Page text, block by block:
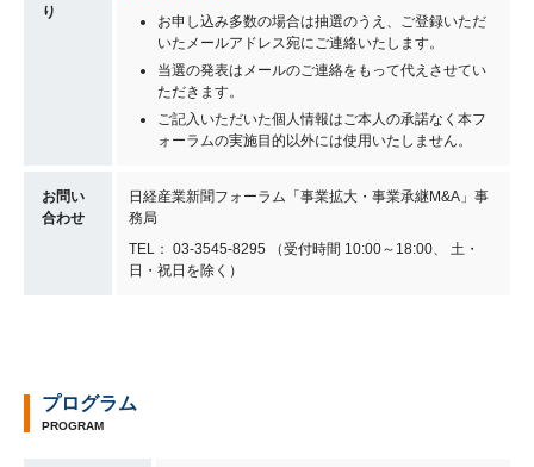
り
お申し込み多数の場合は抽選のうえ、ご登録いただ
いたメールアドレス宛にご連絡いたします。
当選の発表はメールのご連絡をもって代えさせてい
ただきます。
ご記入いただいた個人情報はご本人の承諾なく本フ
ォーラムの実施目的以外には使用いたしません。
お問い
合わせ
日経産業新聞フォーラム「事業拡大・事業承継M&A」事
務局
TEL： 03-3545-8295 （受付時間 10:00～18:00、 土・
日・祝日を除く）
プログラム
PROGRAM